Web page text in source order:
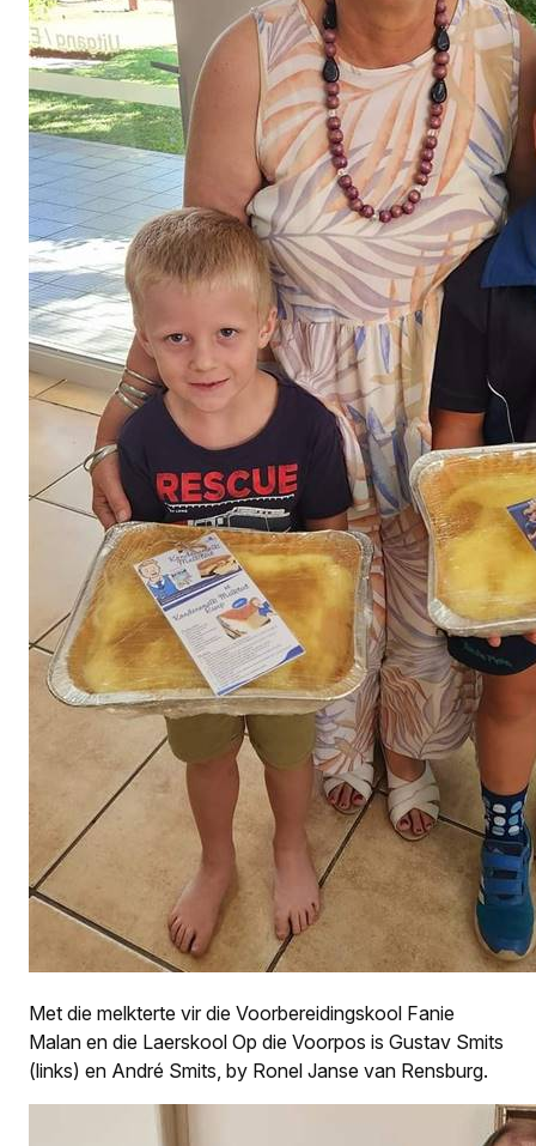
Met die melkterte vir die Voorbereidingskool Fanie
Malan en die Laerskool Op die Voorpos is Gustav Smits
(links) en André Smits, by Ronel Janse van Rensburg.